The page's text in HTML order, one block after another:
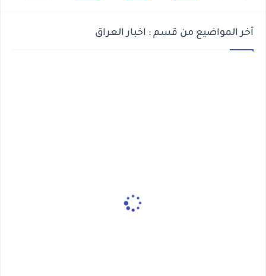
أخر المواضيع من قسم : اخبار العراق